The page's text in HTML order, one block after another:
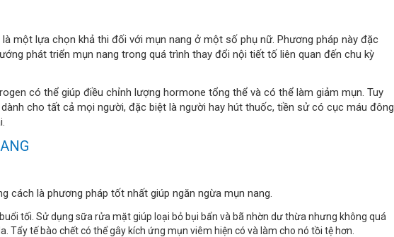
là một lựa chọn khả thi đối với mụn nang ở một số phụ nữ. Phương pháp này đặc
phát triển mụn nang trong quá trình thay đổi nội tiết tố liên quan đến chu kỳ
có thể giúp điều chỉnh lượng hormone tổng thể và có thể làm giảm mụn. Tuy
cho tất cả mọi người, đặc biệt là người hay hút thuốc, tiền sử có cục máu đông
cách là phương pháp tốt nhất giúp ngăn ngừa mụn nang.
tối. Sử dụng sữa rửa mặt giúp loại bỏ bụi bẩn và bã nhờn dư thừa nhưng không quá
Tẩy tế bào chết có thể gây kích ứng mụn viêm hiện có và làm cho nó tồi tệ hơn.